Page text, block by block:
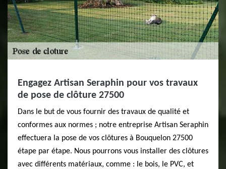
Engagez Artisan Seraphin pour vos travaux
de pose de clôture 27500
Dans le but de vous fournir des travaux de qualité et
conformes aux normes ; notre entreprise Artisan Seraphin
effectuera la pose de vos clôtures à Bouquelon 27500
étape par étape. Nous pourrons vous installer des clôtures
avec différents matériaux, comme : le bois, le PVC, et